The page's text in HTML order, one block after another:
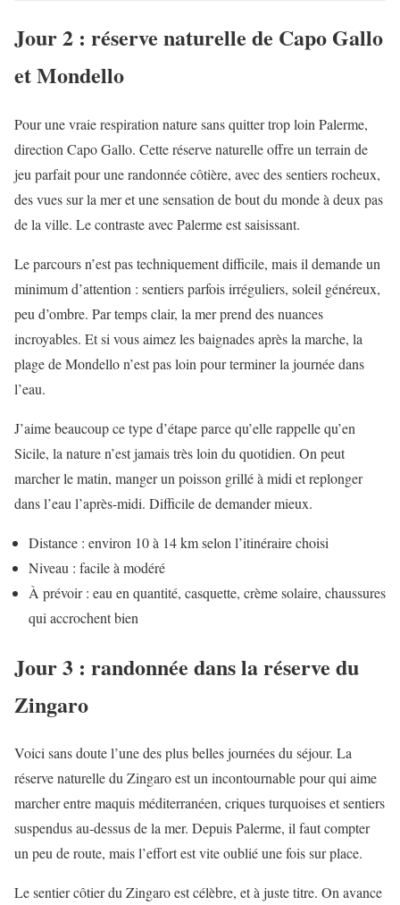
Jour 2 : réserve naturelle de Capo Gallo
et Mondello
Pour une vraie respiration nature sans quitter trop loin Palerme,
direction Capo Gallo. Cette réserve naturelle offre un terrain de
jeu parfait pour une randonnée côtière, avec des sentiers rocheux,
des vues sur la mer et une sensation de bout du monde à deux pas
de la ville. Le contraste avec Palerme est saisissant.
Le parcours n’est pas techniquement difficile, mais il demande un
minimum d’attention : sentiers parfois irréguliers, soleil généreux,
peu d’ombre. Par temps clair, la mer prend des nuances
incroyables. Et si vous aimez les baignades après la marche, la
plage de Mondello n’est pas loin pour terminer la journée dans
l’eau.
J’aime beaucoup ce type d’étape parce qu’elle rappelle qu’en
Sicile, la nature n’est jamais très loin du quotidien. On peut
marcher le matin, manger un poisson grillé à midi et replonger
dans l’eau l’après-midi. Difficile de demander mieux.
Distance : environ 10 à 14 km selon l’itinéraire choisi
Niveau : facile à modéré
À prévoir : eau en quantité, casquette, crème solaire, chaussures
qui accrochent bien
Jour 3 : randonnée dans la réserve du
Zingaro
Voici sans doute l’une des plus belles journées du séjour. La
réserve naturelle du Zingaro est un incontournable pour qui aime
marcher entre maquis méditerranéen, criques turquoises et sentiers
suspendus au-dessus de la mer. Depuis Palerme, il faut compter
un peu de route, mais l’effort est vite oublié une fois sur place.
Le sentier côtier du Zingaro est célèbre, et à juste titre. On avance